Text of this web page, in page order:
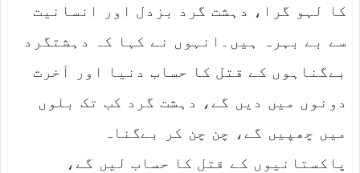
کا لہو گرا، دہشت گرد بزدل اور انسانیت
سے بے بہرہ ہیں۔انہوں نے کہا کہ دہشتگرد
بےگناہوں کے قتل کا حساب دنیا اور آخرت
دونوں میں دیں گے، دہشت گرد کب تک بلوں
میں چھپیں گے، چن چن کر بےگناہ
پاکستانیوں کے قتل کا حساب لیں گے،